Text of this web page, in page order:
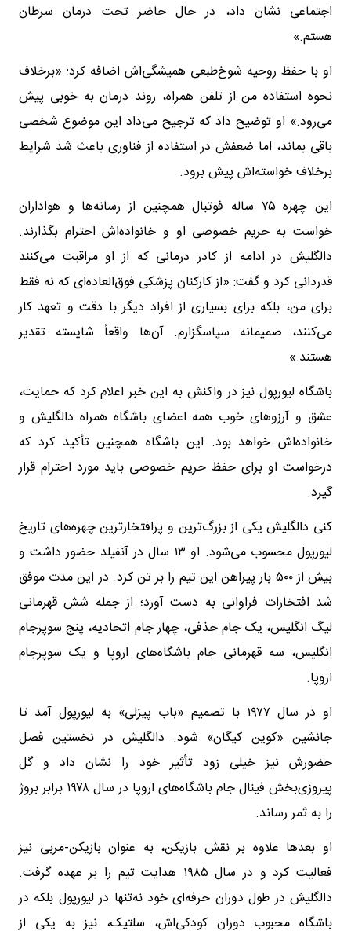
اجتماعی نشان داد، در حال حاضر تحت درمان سرطان
هستم.»
او با حفظ روحیه شوخ‌طبعی همیشگی‌اش اضافه کرد: «برخلاف
نحوه استفاده من از تلفن همراه، روند درمان به خوبی پیش
می‌رود.» او توضیح داد که ترجیح می‌داد این موضوع شخصی
باقی بماند، اما ضعفش در استفاده از فناوری باعث شد شرایط
برخلاف خواسته‌اش پیش برود.
این چهره ۷۵ ساله فوتبال همچنین از رسانه‌ها و هواداران
خواست به حریم خصوصی او و خانواده‌اش احترام بگذارند.
دالگلیش در ادامه از کادر درمانی که از او مراقبت می‌کنند
قدردانی کرد و گفت: «از کارکنان پزشکی فوق‌العاده‌ای که نه فقط
برای من، بلکه برای بسیاری از افراد دیگر با دقت و تعهد کار
می‌کنند، صمیمانه سپاسگزارم. آن‌ها واقعاً شایسته تقدیر
هستند.»
باشگاه لیورپول نیز در واکنش به این خبر اعلام کرد که حمایت،
عشق و آرزوهای خوب همه اعضای باشگاه همراه دالگلیش و
خانواده‌اش خواهد بود. این باشگاه همچنین تأکید کرد که
درخواست او برای حفظ حریم خصوصی باید مورد احترام قرار
گیرد.
کنی دالگلیش یکی از بزرگ‌ترین و پرافتخارترین چهره‌های تاریخ
لیورپول محسوب می‌شود. او ۱۳ سال در آنفیلد حضور داشت و
بیش از ۵۰۰ بار پیراهن این تیم را بر تن کرد. در این مدت موفق
شد افتخارات فراوانی به دست آورد؛ از جمله شش قهرمانی
لیگ انگلیس، یک جام حذفی، چهار جام اتحادیه، پنج سوپرجام
انگلیس، سه قهرمانی جام باشگاه‌های اروپا و یک سوپرجام
اروپا.
او در سال ۱۹۷۷ با تصمیم «باب پیزلی» به لیورپول آمد تا
جانشین «کوین کیگان» شود. دالگلیش در نخستین فصل
حضورش نیز خیلی زود تأثیر خود را نشان داد و گل
پیروزی‌بخش فینال جام باشگاه‌های اروپا در سال ۱۹۷۸ برابر بروژ
را به ثمر رساند.
او بعدها علاوه بر نقش بازیکن، به عنوان بازیکن-مربی نیز
فعالیت کرد و در سال ۱۹۸۵ هدایت تیم را بر عهده گرفت.
دالگلیش در طول دوران حرفه‌ای خود نه‌تنها در لیورپول بلکه در
باشگاه محبوب دوران کودکی‌اش، سلتیک، نیز به یکی از